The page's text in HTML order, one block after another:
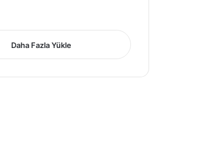
Daha Fazla Yükle